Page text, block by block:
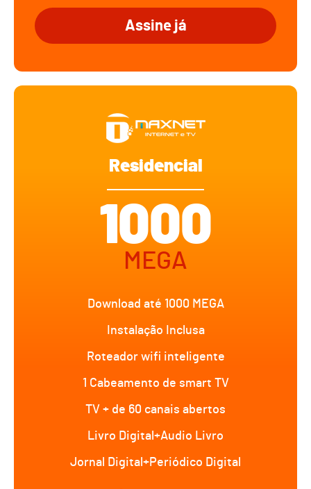
Assine já
Residencial
1000
MEGA
Download até 1000 MEGA
Instalação Inclusa
Roteador wifi inteligente
1 Cabeamento de smart TV
TV + de 60 canais abertos
Livro Digital+Audio Livro
Jornal Digital+Periódico Digital